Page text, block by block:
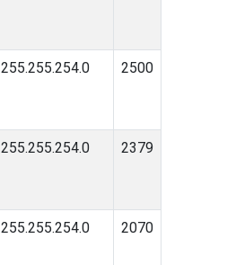
255.255.254.0 2500
255.255.254.0 2379
255.255.254.0 2070